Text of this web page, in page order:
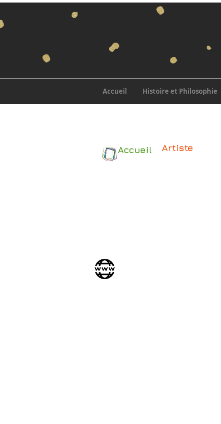
Accueil Histoire et Philosophie
Accueil Artiste